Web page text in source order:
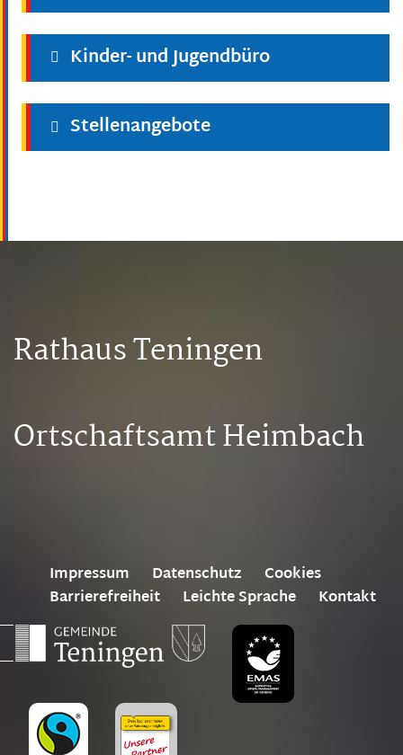
Kinder- und Jugendbüro
Stellenangebote
Rathaus Teningen
Ortschaftsamt Heimbach
Impressum Datenschutz
Cookies
Barrierefreiheit
Leichte Sprache Kontakt